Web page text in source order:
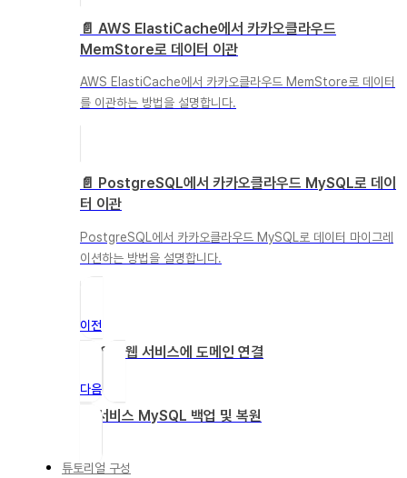
📄️ AWS ElastiCache에서 카카오클라우드
MemStore로 데이터 이관
AWS ElastiCache에서 카카오클라우드 MemStore로 데이터
를 이관하는 방법을 설명합니다.
📄️
PostgreSQL에서 카카오클라우드 MySQL로 데이
터 이관
PostgreSQL에서 카카오클라우드 MySQL로 데이터 마이그레
이션하는 방법을 설명합니다.
이전
DNS로 웹 서비스에 도메인 연결
다음
웹 서비스 MySQL 백업 및 복원
튜토리얼 구성